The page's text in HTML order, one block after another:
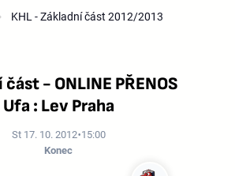
KHL - Základní část 2012/2013
- ONLINE PŘENOS
Ufa : Lev Praha
St 17. 10. 2012 15:00
Konec